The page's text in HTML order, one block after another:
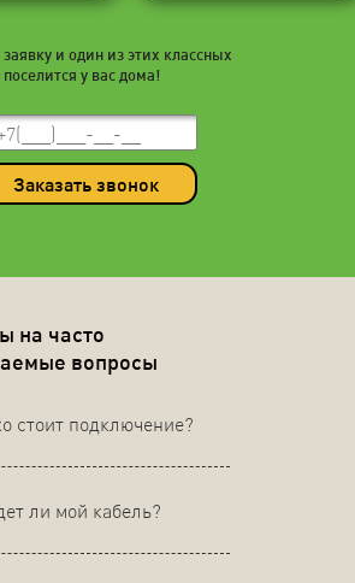
заявку и один из этих классных
поселится у вас дома!
Заказать звонок
на часто
вопросы
стоит подключение?
ли мой кабель?